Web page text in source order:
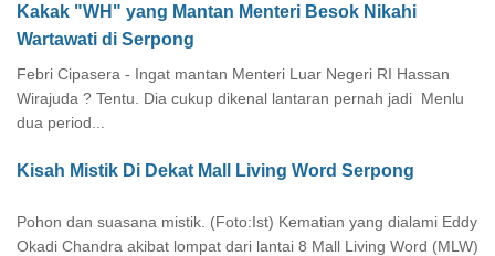
Kakak "WH" yang Mantan Menteri Besok Nikahi
Wartawati di Serpong
Febri Cipasera - Ingat mantan Menteri Luar Negeri RI Hassan
Wirajuda ? Tentu. Dia cukup dikenal lantaran pernah jadi Menlu
dua period...
Kisah Mistik Di Dekat Mall Living Word Serpong
Pohon dan suasana mistik. (Foto:Ist) Kematian yang dialami Eddy
Okadi Chandra akibat lompat dari lantai 8 Mall Living Word (MLW)